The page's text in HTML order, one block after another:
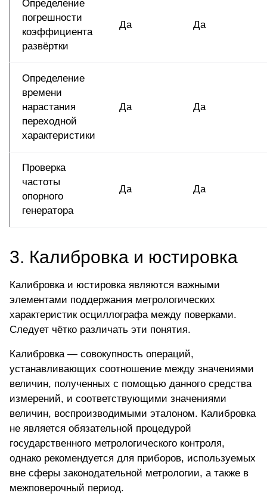
Определение
погрешности
коэффициента
развёртки
Да Да
Определение
времени
нарастания
переходной
характеристики
Да Да
Проверка
частоты
опорного
генератора
Да Да
3. Калибровка и юстировка
Калибровка и юстировка являются важными
элементами поддержания метрологических
характеристик осциллографа между поверками.
Следует чётко различать эти понятия.
Калибровка — совокупность операций,
устанавливающих соотношение между значениями
величин, полученных с помощью данного средства
измерений, и соответствующими значениями
величин, воспроизводимыми эталоном. Калибровка
не является обязательной процедурой
государственного метрологического контроля,
однако рекомендуется для приборов, используемых
вне сферы законодательной метрологии, а также в
межповерочный период.